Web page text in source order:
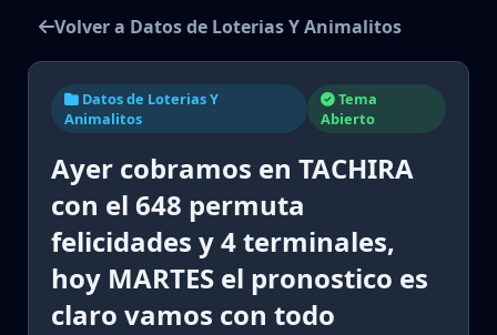
Volver a Datos de Loterias Y Animalitos
Datos de Loterias Y
Animalitos
Tema
Abierto
Ayer cobramos en TACHIRA
con el 648 permuta
felicidades y 4 terminales,
hoy MARTES el pronostico es
claro vamos con todo